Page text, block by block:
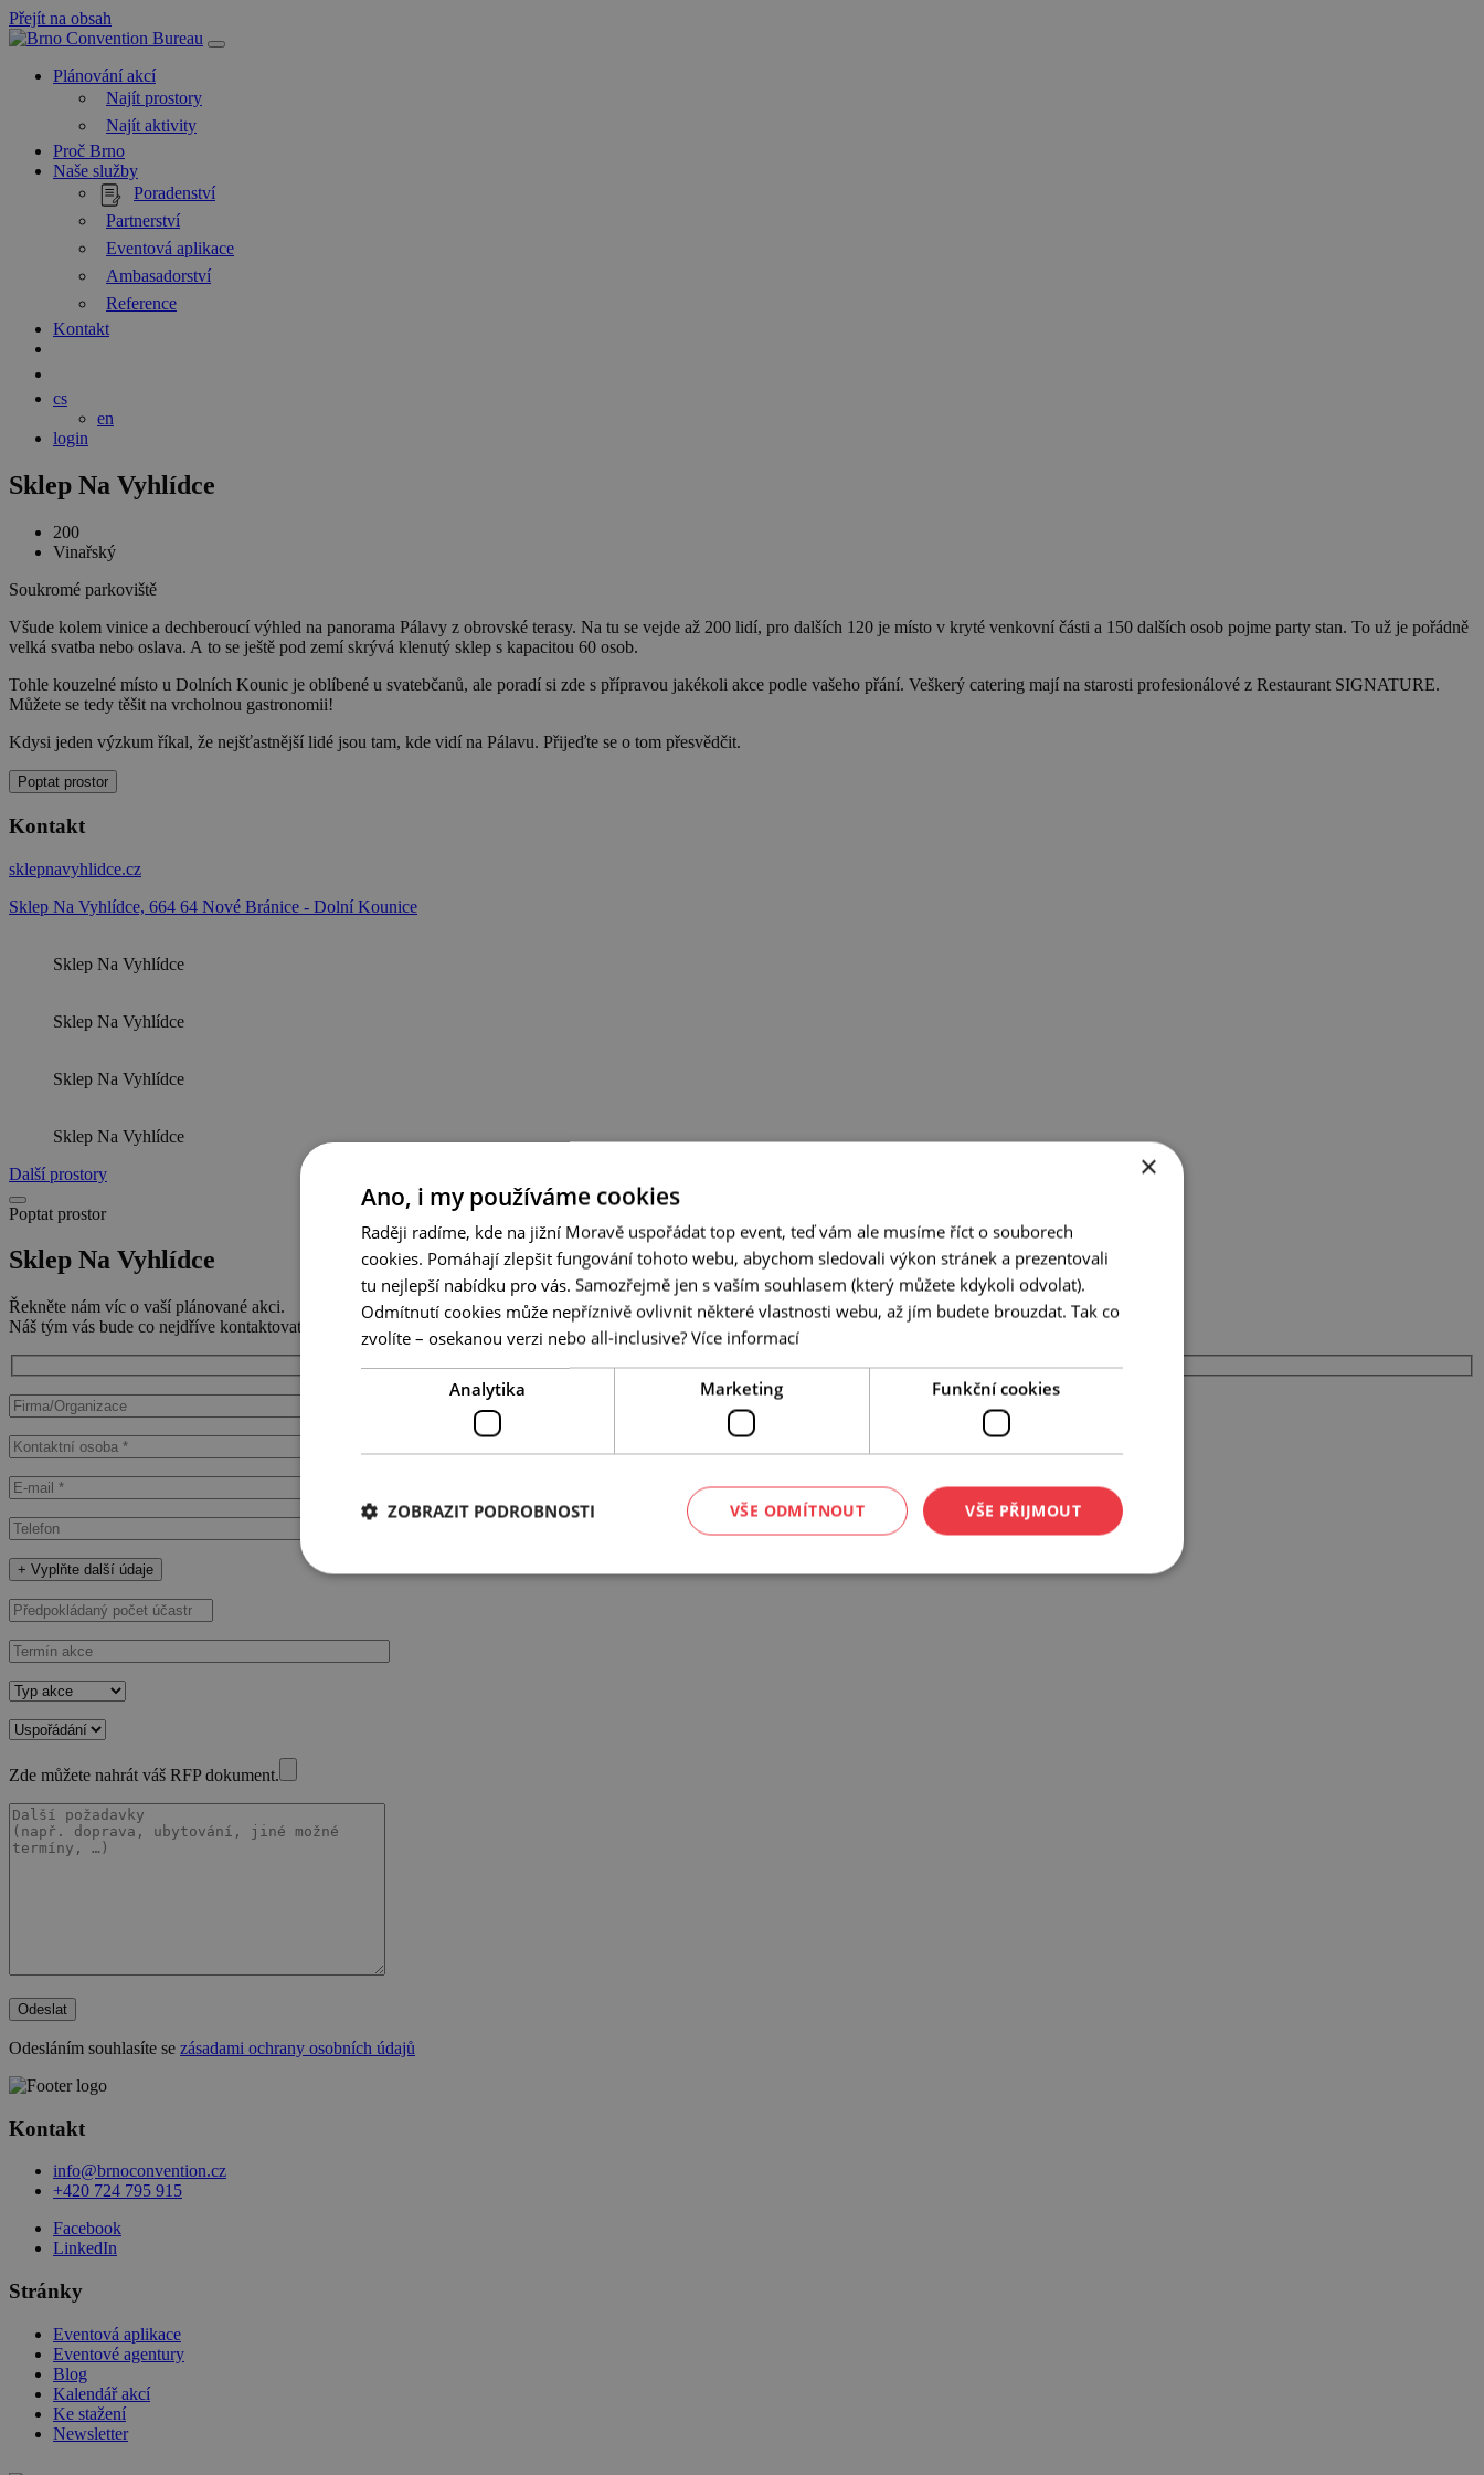
Přejít na obsah
Hlavní
navigace
Plánování akcí
Najít prostory
Najít aktivity
Proč Brno
Naše služby
Poradenství
Partnerství
Eventová aplikace
Ambasadorství
Reference
Kontakt
cs
en
login
Sklep Na Vyhlídce
200
Vinařský
Soukromé parkoviště
Všude kolem vinice a dechberoucí výhled na panorama Pálavy z obrovské terasy. Na tu se vejde až 200 lidí, pro dalších 120 je místo v kryté venkovní části a 150 dalších osob pojme party stan. To už je pořádně
velká svatba nebo oslava. A to se ještě pod zemí skrývá klenutý sklep s kapacitou 60 osob.
Tohle kouzelné místo u Dolních Kounic je oblíbené u svatebčanů, ale poradí si zde s přípravou jakékoli akce podle vašeho přání. Veškerý catering mají na starosti profesionálové z Restaurant SIGNATURE.
Můžete se tedy těšit na vrcholnou gastronomii!
Kdysi jeden výzkum říkal, že nejšťastnější lidé jsou tam, kde vidí na Pálavu. Přijeďte se o tom přesvědčit.
Poptat prostor
Kontakt
sklepnavyhlidce.cz
Sklep Na Vyhlídce, 664 64 Nové Bránice - Dolní Kounice
Sklep Na Vyhlídce
Sklep Na Vyhlídce
Sklep Na Vyhlídce
Sklep Na Vyhlídce
Další prostory
Poptat prostor
Sklep Na Vyhlídce
Řekněte nám víc o vaší plánované akci.
Náš tým vás bude co nejdříve kontaktovat.
+ Vyplňte další údaje
Zde můžete nahrát váš RFP dokument.
Odeslat
Odesláním souhlasíte se zásadami ochrany osobních údajů
Kontakt
info@brnoconvention.cz
+420 724 795 915
Facebook
LinkedIn
Stránky
Eventová aplikace
Eventové agentury
Blog
Kalendář akcí
Ke stažení
Newsletter
×
Ano, i my používáme cookies
Raději radíme, kde na jižní Moravě uspořádat top event, teď vám ale musíme říct o souborech
cookies. Pomáhají zlepšit fungování tohoto webu, abychom sledovali výkon stránek a prezentovali
tu nejlepší nabídku pro vás. Samozřejmě jen s vaším souhlasem (který můžete kdykoli odvolat).
Odmítnutí cookies může nepříznivě ovlivnit některé vlastnosti webu, až jím budete brouzdat. Tak co
zvolíte – osekanou verzi nebo all-inclusive? Více informací
Analytika Marketing Funkční cookies
VŠE PŘIJMOUT
VŠE ODMÍTNOUT
ZOBRAZIT PODROBNOSTI